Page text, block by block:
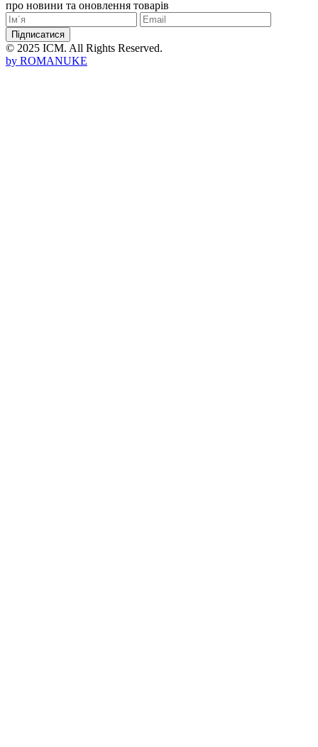
про новини та оновлення товарів
Підписатися
© 2025 ICM. All Rights Reserved.
by ROMANUKE